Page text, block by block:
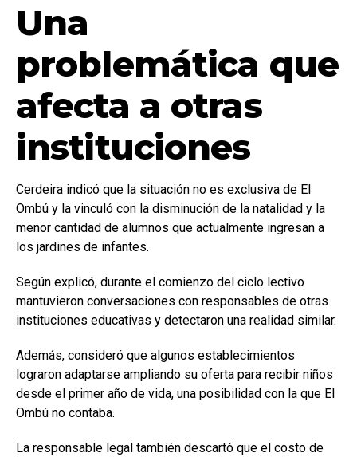
Una
problemática que
afecta a otras
instituciones
Cerdeira indicó que la situación no es exclusiva de El
Ombú y la vinculó con la disminución de la natalidad y la
menor cantidad de alumnos que actualmente ingresan a
los jardines de infantes.
Según explicó, durante el comienzo del ciclo lectivo
mantuvieron conversaciones con responsables de otras
instituciones educativas y detectaron una realidad similar.
Además, consideró que algunos establecimientos
lograron adaptarse ampliando su oferta para recibir niños
desde el primer año de vida, una posibilidad con la que El
Ombú no contaba.
La responsable legal también descartó que el costo de